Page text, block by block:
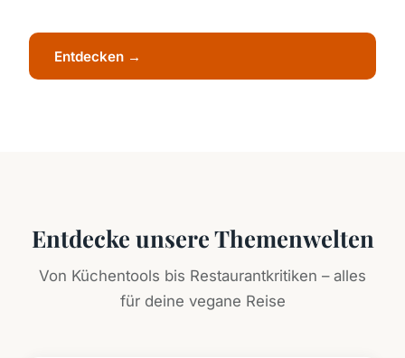
Entdecken →
Entdecke unsere Themenwelten
Von Küchentools bis Restaurantkritiken – alles
für deine vegane Reise